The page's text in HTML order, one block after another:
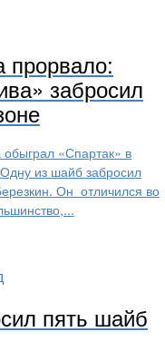
прорвало:
забросил
«Спартак» в
из шайб забросил
Он отличился во
пять шайб